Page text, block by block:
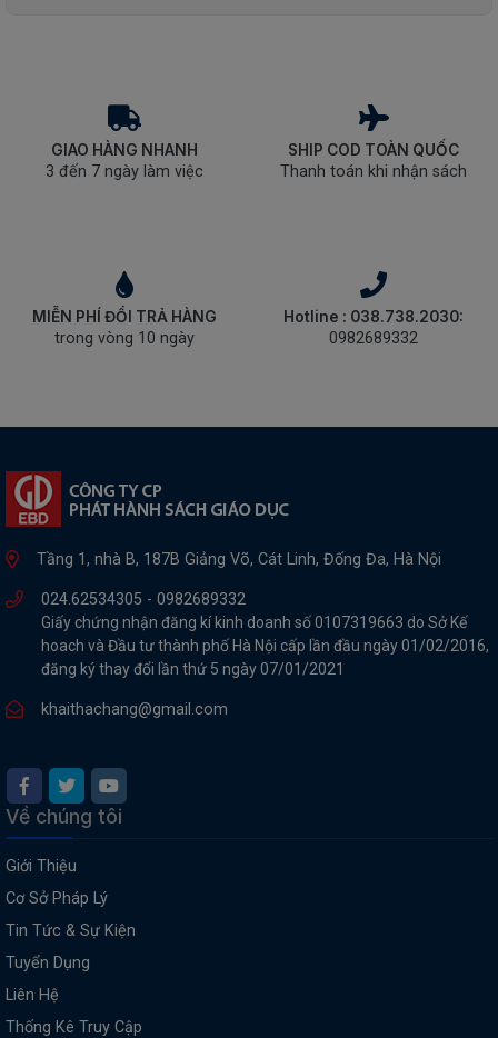
GIAO HÀNG NHANH
3 đến 7 ngày làm việc
SHIP COD TOÀN QUỐC
Thanh toán khi nhận sách
MIỄN PHÍ ĐỔI TRẢ HÀNG
trong vòng 10 ngày
Hotline : 038.738.2030:
0982689332
Tầng 1, nhà B, 187B Giảng Võ, Cát Linh, Đống Đa, Hà Nội
024.62534305 - 0982689332
Giấy chứng nhận đăng kí kinh doanh số 0107319663 do Sở Kế
hoach và Đầu tư thành phố Hà Nội cấp lần đầu ngày 01/02/2016,
đăng ký thay đổi lần thứ 5 ngày 07/01/2021
khaithachang@gmail.com
Về chúng tôi
Giới Thiệu
Cơ Sở Pháp Lý
Tin Tức & Sự Kiện
Tuyển Dụng
Liên Hệ
Thống Kê Truy Cập